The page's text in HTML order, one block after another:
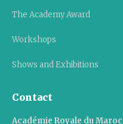
The Academy Award
Workshops
Shows and Exhibitions
Contact
Académie Royale du Maroc